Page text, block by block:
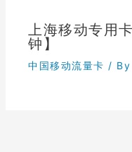
上海移动专用
钟】
中国移动流量卡 / By